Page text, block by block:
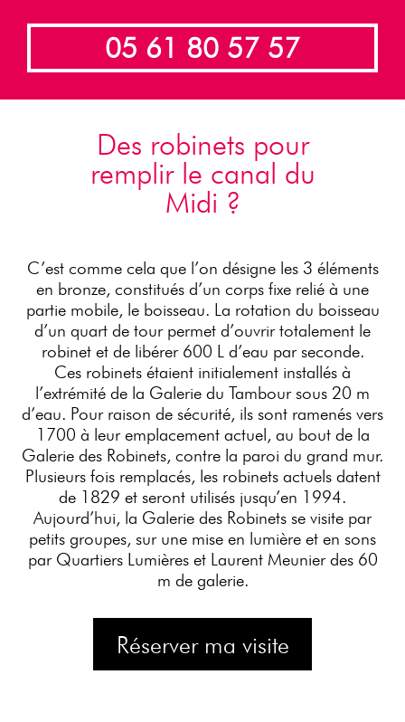
05 61 80 57 57
Des robinets pour
remplir le canal du
Midi ?
C’est comme cela que l’on désigne les 3 éléments
en bronze, constitués d’un corps fixe relié à une
partie mobile, le boisseau. La rotation du boisseau
d’un quart de tour permet d’ouvrir totalement le
robinet et de libérer 600 L d’eau par seconde.
Ces robinets étaient initialement installés à
l’extrémité de la Galerie du Tambour sous 20 m
d’eau. Pour raison de sécurité, ils sont ramenés vers
1700 à leur emplacement actuel, au bout de la
Galerie des Robinets, contre la paroi du grand mur.
Plusieurs fois remplacés, les robinets actuels datent
de 1829 et seront utilisés jusqu’en 1994.
Aujourd’hui, la Galerie des Robinets se visite par
petits groupes, sur une mise en lumière et en sons
par Quartiers Lumières et Laurent Meunier des 60
m de galerie.
Réserver ma visite